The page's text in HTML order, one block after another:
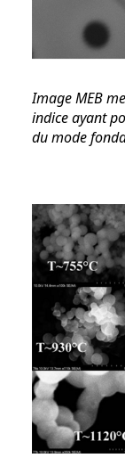
Image MEB
indice ayant
du mode